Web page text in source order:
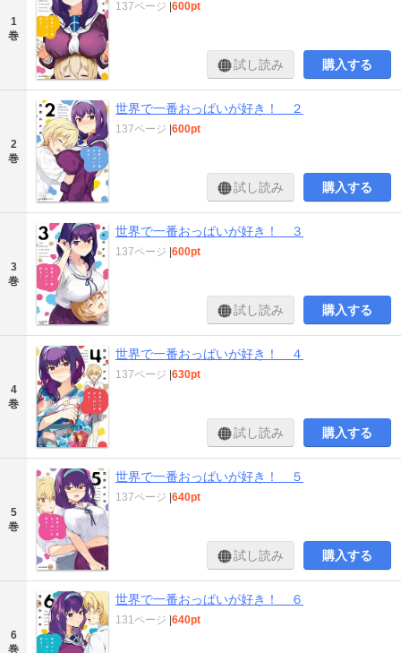
1
巻
137ページ |600pt
試し読み 購入する
2
巻
世界で一番おっぱいが好き！ ２
137ページ |600pt
試し読み 購入する
3
巻
世界で一番おっぱいが好き！ ３
137ページ |600pt
試し読み 購入する
4
巻
世界で一番おっぱいが好き！ ４
137ページ |630pt
試し読み 購入する
5
巻
世界で一番おっぱいが好き！ ５
137ページ |640pt
試し読み 購入する
6
巻
世界で一番おっぱいが好き！ ６
131ページ |640pt